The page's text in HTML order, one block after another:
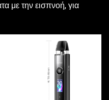
με την εισπνοή, για